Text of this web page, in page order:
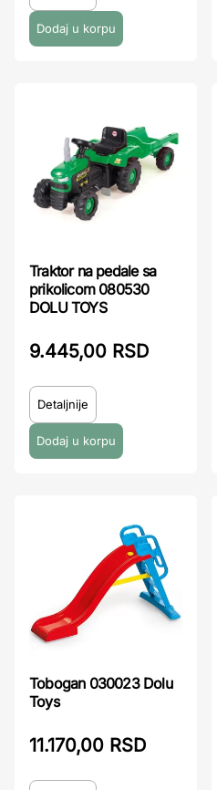
Traktor na pedale sa
prikolicom 080530
DOLU TOYS
9.445,00 RSD
Detaljnije
Tobogan 030023 Dolu
Toys
11.170,00 RSD